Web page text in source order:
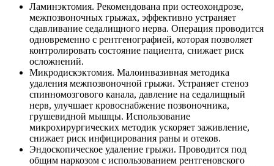
Ламинэктомия. Рекомендована при остеохондрозе,
межпозвоночных грыжах, эффективно устраняет
сдавливание седалищного нерва. Операция проводится
одновременно с рентгенографией, которая позволяет
контролировать состояние пациента, снижает риск
осложнений.
Микродискэктомия. Малоинвазивная методика
удаления межпозвоночной грыжи. Устраняет стеноз
спинномозгового канала, давление на седалищный
нерв, улучшает кровоснабжение позвоночника,
грушевидной мышцы. Использование
микрохирургических методик ускоряет заживление,
снижает риск инфицирования раны и отеков.
Эндоскопическое удаление грыжи. Проводится под
общим наркозом с использованием рентгеновского